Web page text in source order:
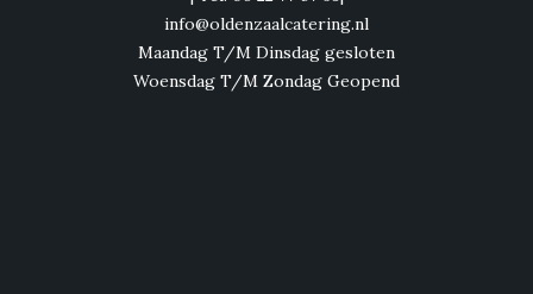
info@oldenzaalcatering.nl
Maandag T/M Dinsdag gesloten
Woensdag T/M Zondag Geopend